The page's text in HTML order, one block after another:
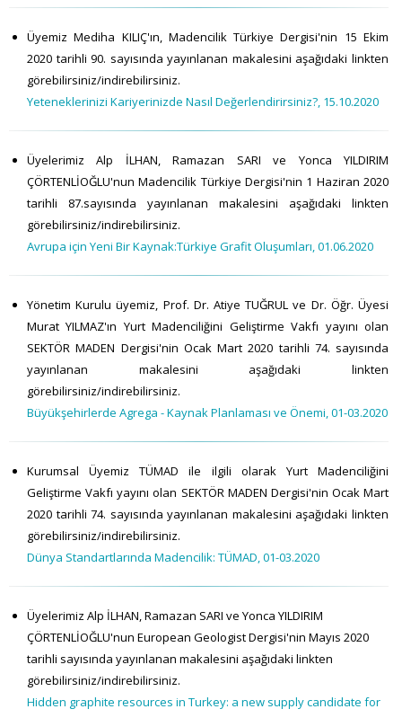
Üyemiz Mediha KILIÇ'ın, Madencilik Türkiye Dergisi'nin 15 Ekim
2020 tarihli 90. sayısında yayınlanan makalesini aşağıdaki linkten
görebilirsiniz/indirebilirsiniz.
Yeteneklerinizi Kariyerinizde Nasıl Değerlendirirsiniz?, 15.10.2020
Üyelerimiz Alp İLHAN, Ramazan SARI ve Yonca YILDIRIM
ÇÖRTENLİOĞLU'nun Madencilik Türkiye Dergisi'nin 1 Haziran 2020
tarihli 87.sayısında yayınlanan makalesini aşağıdaki linkten
görebilirsiniz/indirebilirsiniz.
Avrupa için Yeni Bir Kaynak:Türkiye Grafit Oluşumları, 01.06.2020
Yönetim Kurulu üyemiz, Prof. Dr. Atiye TUĞRUL ve Dr. Öğr. Üyesi
Murat YILMAZ'ın Yurt Madenciliğini Geliştirme Vakfı yayını olan
SEKTÖR MADEN Dergisi'nin Ocak Mart 2020 tarihli 74. sayısında
yayınlanan makalesini aşağıdaki linkten
görebilirsiniz/indirebilirsiniz.
Büyükşehirlerde Agrega - Kaynak Planlaması ve Önemi, 01-03.2020
Kurumsal Üyemiz TÜMAD ile ilgili olarak Yurt Madenciliğini
Geliştirme Vakfı yayını olan SEKTÖR MADEN Dergisi'nin Ocak Mart
2020 tarihli 74. sayısında yayınlanan makalesini aşağıdaki linkten
görebilirsiniz/indirebilirsiniz.
Dünya Standartlarında Madencilik: TÜMAD, 01-03.2020
Üyelerimiz Alp İLHAN, Ramazan SARI ve Yonca YILDIRIM
ÇÖRTENLİOĞLU'nun European Geologist Dergisi'nin Mayıs 2020
tarihli sayısında yayınlanan makalesini aşağıdaki linkten
görebilirsiniz/indirebilirsiniz.
Hidden graphite resources in Turkey: a new supply candidate for